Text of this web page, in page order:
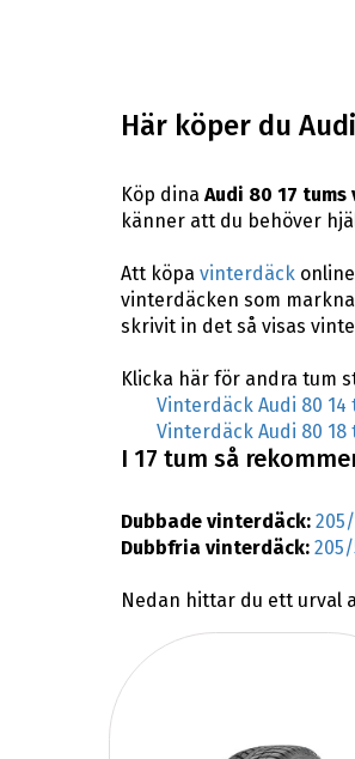
Här köper du
Köp dina Audi 80 17
känner att du behöver
Att köpa vinterdäckonline
vinterdäcken som
skrivit in det så visas
Klicka här för andra tum
Vinterdäck Audi 80 14
Vinterdäck Audi 80 18
I 17 tum så
Dubbade vinterdäck: 205/
Dubbfria vinterdäck: 205/
Nedan hittar du ett urval